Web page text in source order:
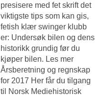
presisere med fet skrift det
viktigste tips som kan gis,
fetish klær swinger klubb
er: Undersøk bilen og dens
historikk grundig før du
kjøper bilen. Les mer
Årsberetning og regnskap
for 2017 Her får du tilgang
til Norsk Mediehistorisk